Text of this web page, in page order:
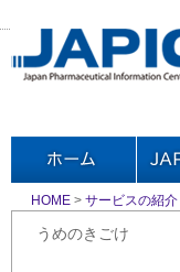
HOME > サービスの紹介
うめのきごけ